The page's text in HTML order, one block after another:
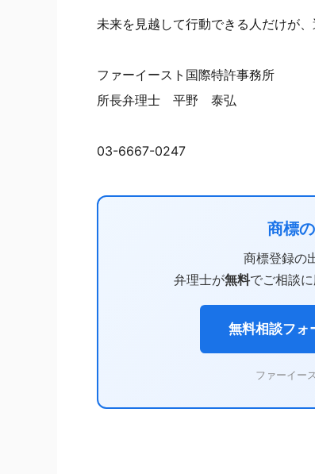
未来を見越して行動できる人だけが
ファーイースト国際特許事務所
所長弁理士 平野 泰弘
03-6667-0247
商標
商標登録の
弁理士が無料でご相談
無料相談フォ
ファーイー